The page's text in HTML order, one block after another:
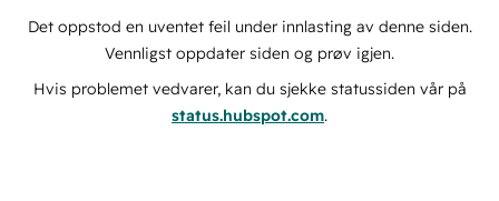
Det oppstod en uventet feil under innlasting av denne siden.
Vennligst oppdater siden og prøv igjen.
Hvis problemet vedvarer, kan du sjekke statussiden vår på
status.hubspot.com.